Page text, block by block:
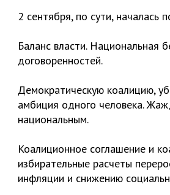
2 сентября, по сути,
Баланс власти. Национальная
договоренностей.
Демократическую коалицию,
амбиция одного человека.
национальным.
Коалиционное соглашение и
избирательные расчеты
инфляции и снижению